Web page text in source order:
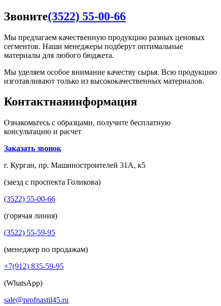
Звоните(3522) 55-00-66
Мы предлагаем качественную продукцию разных ценовых
сегментов. Наши менеджеры подберут оптимальные
материалы для любого бюджета.
Мы уделяем особое внимание качеству сырья. Всю продукцию
изготавливают только из высококачественных материалов.
Контактнаяинформация
Ознакомьтесь с образцами, получите бесплатную
консультацию и расчет
Заказать звонок
г. Курган, пр. Машиностроителей 31А, к5
(заезд с проспекта Голикова)
(3522) 55-00-66
(горячая линия)
(3522) 55-59-95
(менеджер по продажам)
+7(912) 835-59-95
(WhatsApp)
sale@profnastil45.ru